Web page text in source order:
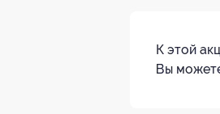
К этой
Вы